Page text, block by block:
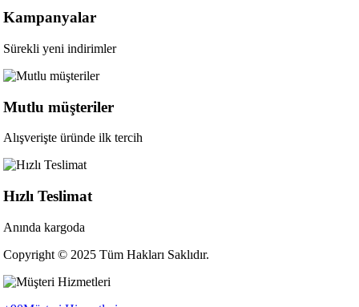
Kampanyalar
Sürekli yeni indirimler
Mutlu müşteriler
Alışverişte üründe ilk tercih
Hızlı Teslimat
Anında kargoda
Copyright © 2025 Tüm Hakları Saklıdır.